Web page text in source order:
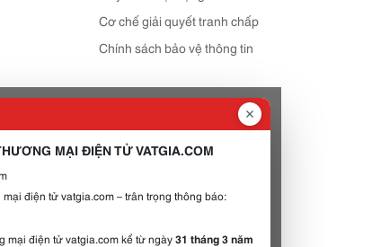
Cơ chế giải quyết tranh chấp
Chính sách bảo vệ thông tin
MẠI ĐIỆN TỬ VATGIA.COM
điện tử vatgia.com – trân trọng thông báo:
mại điện tử vatgia.com kể từ ngày31 tháng 3 năm